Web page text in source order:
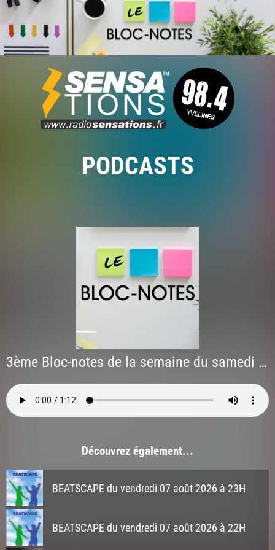
PODCASTS
3ème Bloc-notes de la semaine du samedi 09 mai 2026
Découvrez également...
BEATSCAPE du vendredi 07 août 2026 à 23H
BEATSCAPE du vendredi 07 août 2026 à 22H